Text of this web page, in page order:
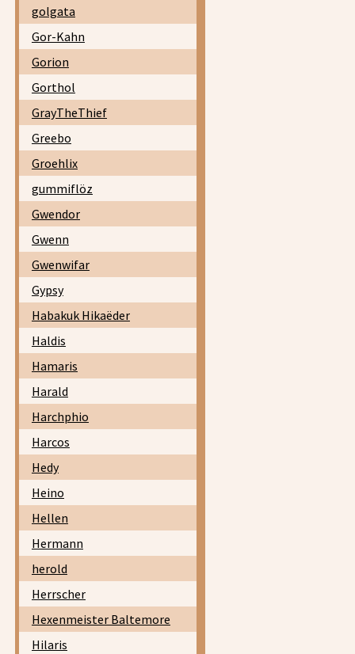
golgata
Gor-Kahn
Gorion
Gorthol
GrayTheThief
Greebo
Groehlix
gummiflöz
Gwendor
Gwenn
Gwenwifar
Gypsy
Habakuk Hikaëder
Haldis
Hamaris
Harald
Harchphio
Harcos
Hedy
Heino
Hellen
Hermann
herold
Herrscher
Hexenmeister Baltemore
Hilaris